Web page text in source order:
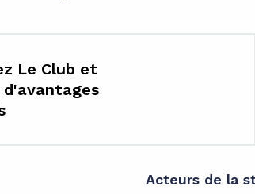
Le Club et
Acteurs de la